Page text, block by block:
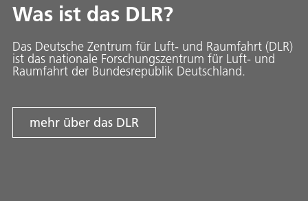
Was ist das DLR?
Das Deutsche Zentrum für Luft- und Raumfahrt (DLR)
ist das nationale Forschungszentrum für Luft- und
Raumfahrt der Bundesrepublik Deutschland.
mehr über das DLR